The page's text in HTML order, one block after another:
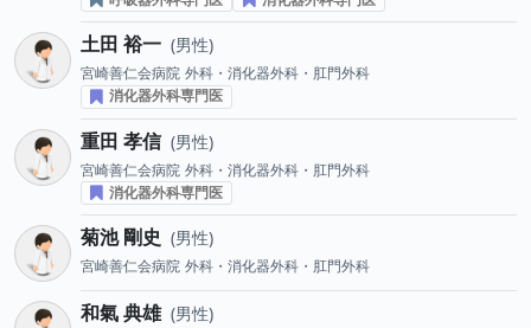
土田 裕一 男性
宮崎善仁会病院 外科・消化器外科・肛門外科
消化器外科専門医
重田 孝信 男性
宮崎善仁会病院 外科・消化器外科・肛門外科
消化器外科専門医
菊池 剛史 男性
宮崎善仁会病院 外科・消化器外科・肛門外科
和氣 典雄 男性